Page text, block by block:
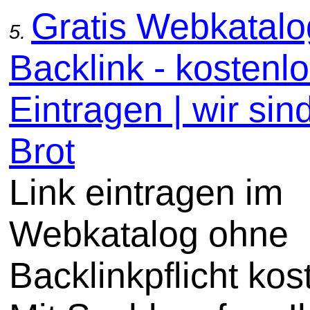
5. Gratis
Backlink -
Eintragen | wir
Brot
Link eintragen im
Webkatalog ohne
Backlinkpflicht